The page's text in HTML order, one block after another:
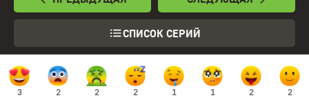
СПИСОК СЕРИЙ
3 2 2 2 1 1 2 2